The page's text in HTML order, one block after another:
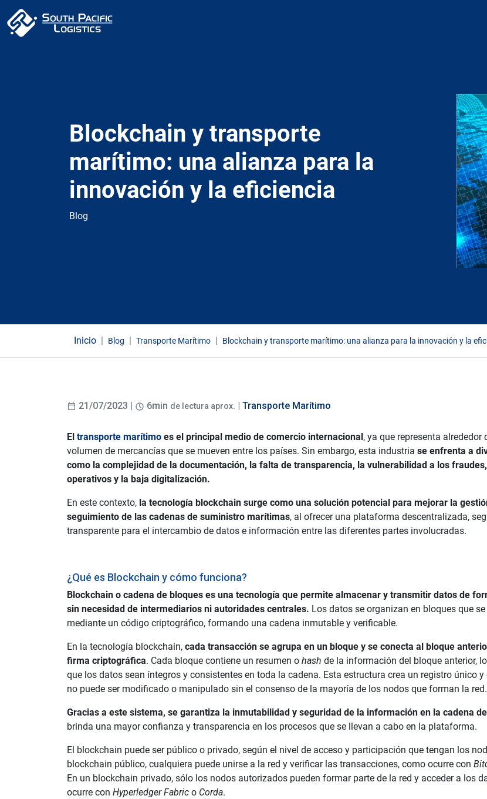
Blockchain y transporte
marítimo: una alianza para la
innovación y la eficiencia
Blog
Inicio Blog Transporte Marítimo Blockchain y transporte marítimo: una alianza para la innovación y la
21/07/2023 | 6min de lectura aprox. | Transporte Marítimo
El transporte marítimo es el principal medio de comercio internacional , ya que representa alrededor
volumen de mercancías que se mueven entre los países. Sin embargo, esta industria se enfrenta a
como la complejidad de la documentación, la falta de transparencia, la vulnerabilidad a los
operativos y la baja digitalización.
En este contexto, la tecnología blockchain surge como una solución potencial para mejorar la
seguimiento de las cadenas de suministro marítimas, al ofrecer una plataforma descentralizada,
transparente para el intercambio de datos e información entre las diferentes partes involucradas.
¿Qué es Blockchain y cómo funciona?
Blockchain o cadena de bloques es una tecnología que permite almacenar y transmitir datos de
sin necesidad de intermediarios ni autoridades centrales. Los datos se organizan en bloques que
mediante un código criptográfico, formando una cadena inmutable y verificable.
En la tecnología blockchain, cada transacción se agrupa en un bloque y se conecta al bloque
firma criptográfica. Cada bloque contiene un resumen o hash de la información del bloque anterior,
que los datos sean íntegros y consistentes en toda la cadena. Esta estructura crea un registro único
no puede ser modificado o manipulado sin el consenso de la mayoría de los nodos que forman la red.
Gracias a este sistema, se garantiza la inmutabilidad y seguridad de la información en la cadena
brinda una mayor confianza y transparencia en los procesos que se llevan a cabo en la plataforma.
El blockchain puede ser público o privado, según el nivel de acceso y participación que tengan los
blockchain público, cualquiera puede unirse a la red y verificar las transacciones, como ocurre con
En un blockchain privado, sólo los nodos autorizados pueden formar parte de la red y acceder a los
ocurre con Hyperledger Fabric o Corda.